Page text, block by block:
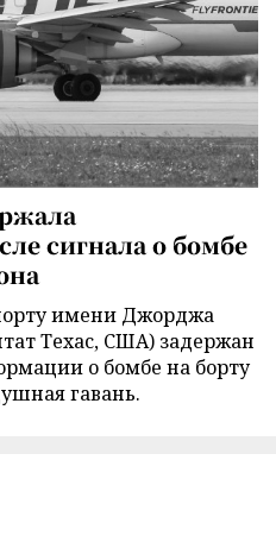
сигнала о бомбе
имени Джорджа
Техас, США) задержан
о бомбе на борту
гавань.